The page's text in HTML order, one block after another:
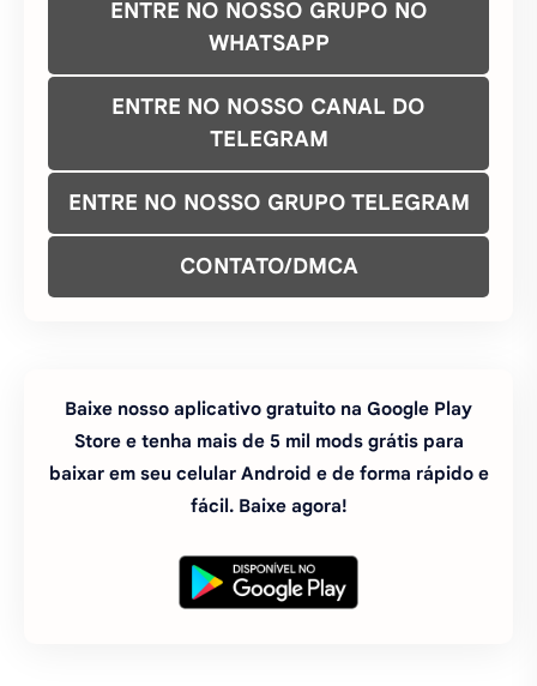
CONTATO/DMCA
Baixe nosso aplicativo gratuito na Google Play
baixar em seu celular Android e de forma rápido e